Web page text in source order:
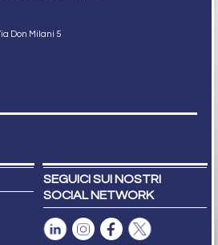
Don Milani 5
SEGUICI SUI NOSTRI
SOCIAL NETWORK